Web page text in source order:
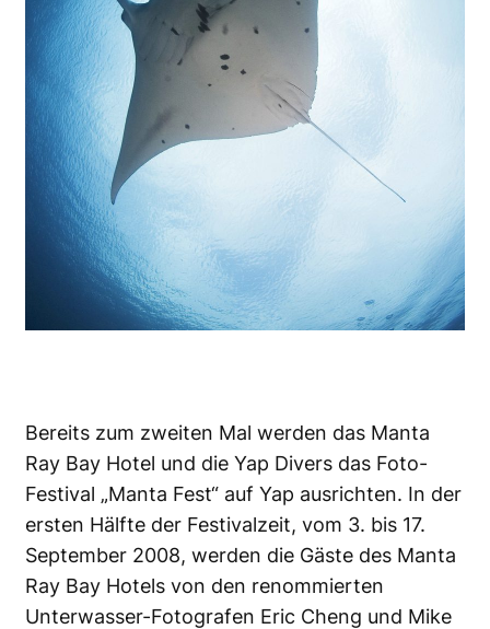
Bereits zum zweiten Mal werden das Manta
Ray Bay Hotel und die Yap Divers das Foto-
Festival „Manta Fest“ auf Yap ausrichten. In der
ersten Hälfte der Festivalzeit, vom 3. bis 17.
September 2008, werden die Gäste des Manta
Ray Bay Hotels von den renommierten
Unterwasser-Fotografen Eric Cheng und Mike